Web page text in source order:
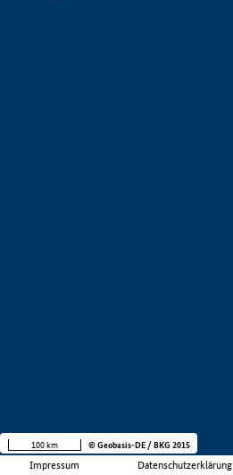
Impressum Datenschutzerklärung
100 km © Geobasis-DE / BKG 2015